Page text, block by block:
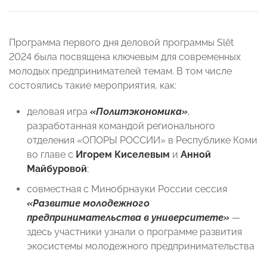
Программа первого дня деловой программы Slёt
2024 была посвящена ключевым для современных
молодых предпринимателей темам. В том числе
состоялись такие мероприятия, как:
деловая игра «Политэкономика»,
разработанная командой регионального
отделения «ОПОРЫ РОССИИ» в Республике Коми
во главе с Игорем Киселевым и Анной
Майбуровой;
совместная с Минобрнауки России сессия
«Развитие молодежного
предпринимательства в университете» —
здесь участники узнали о программе развития
экосистемы молодежного предпринимательства